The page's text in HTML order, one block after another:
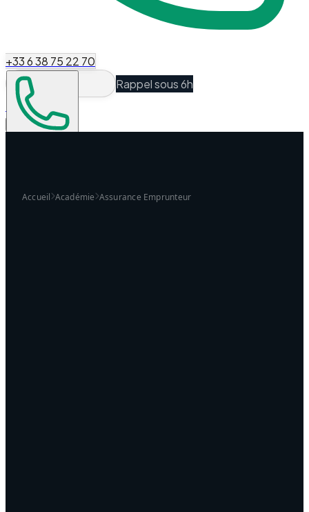
+33 6 38 75 22 70
Rappel sous 6h
Espace Client
Accueil Académie Assurance Emprunteur